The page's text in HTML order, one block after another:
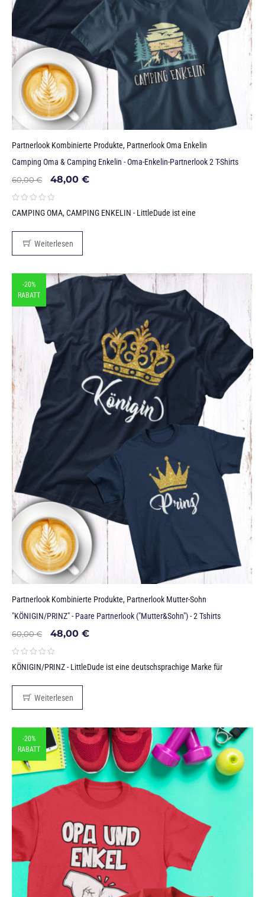
Partnerlook Kombinierte Produkte, Partnerlook Oma Enkelin
Camping Oma & Camping Enkelin - Oma-Enkelin-Partnerlook 2 T-Shirts
60,00€ 48,00 €
CAMPING OMA, CAMPING ENKELIN - LittleDude ist eine
Weiterlesen
-20%
RABATT
Partnerlook Kombinierte Produkte, Partnerlook Mutter-Sohn
"KÖNIGIN/PRINZ" - Paare Partnerlook ("Mutter&Sohn") - 2 Tshirts
60,00€ 48,00 €
KÖNIGIN/PRINZ - LittleDude ist eine deutschsprachige Marke für
Weiterlesen
-20%
RABATT